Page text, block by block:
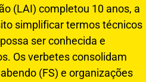
(LAI) completou 10 anos, a
simplificar termos técnicos
ser conhecida e
Os verbetes consolidam
(FS) e organizações